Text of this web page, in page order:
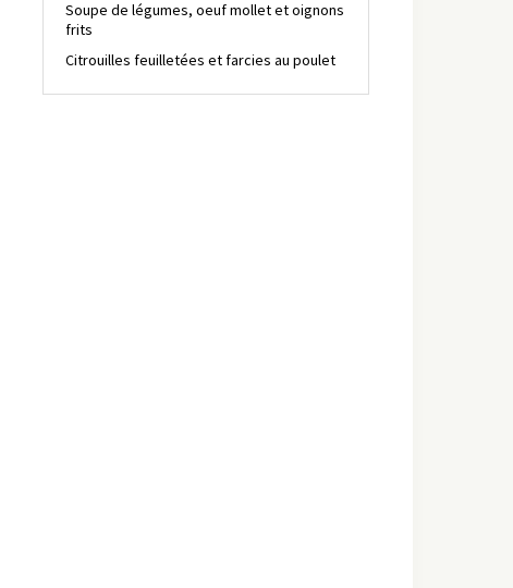
Soupe de légumes, oeuf mollet et oignons
frits
Citrouilles feuilletées et farcies au poulet